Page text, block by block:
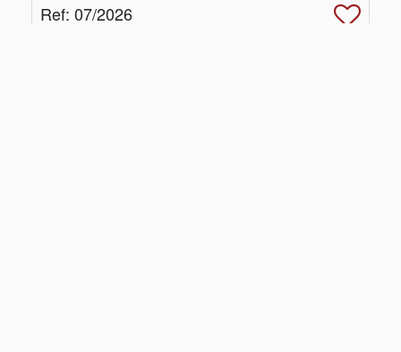
Ref: 07/2026